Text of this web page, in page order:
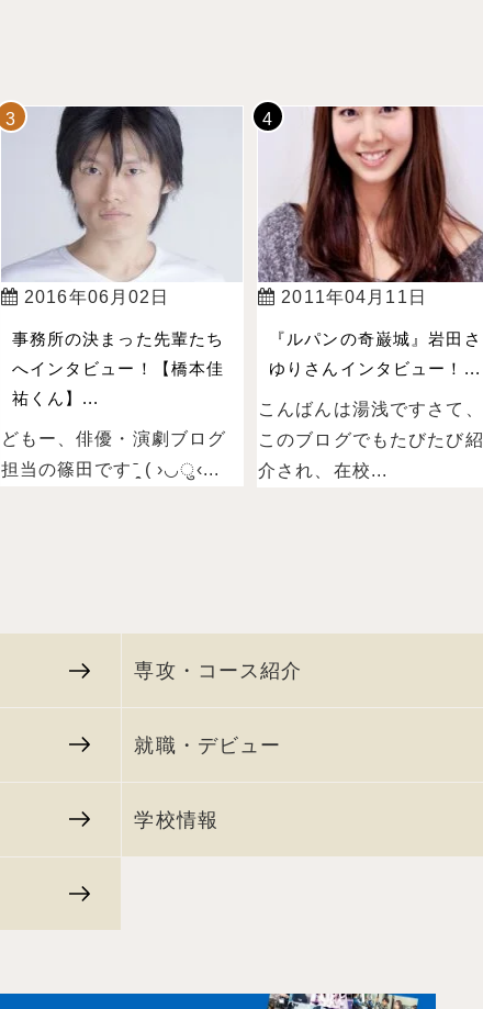
2016年06月02日
事務所の決まった先輩たち
へインタビュー！【橋本佳
祐くん】...
どもー、俳優・演劇ブログ
担当の篠田ですˉ̞̭ ( ›◡ु‹...
2011年04月11日
『ルパンの奇巌城』岩田さ
ゆりさんインタビュー！...
こんばんは湯浅ですさて、
このブログでもたびたび紹
介され、在校...
専攻・コース紹介
就職・デビュー
学校情報